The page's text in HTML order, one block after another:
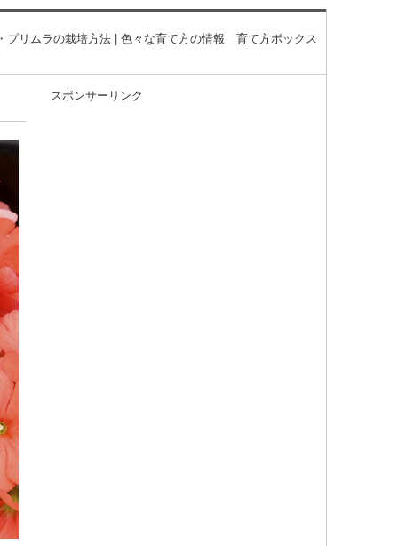
プリムラの栽培方法 | 色々な育て方の情報 育て方ボックス
スポンサーリンク